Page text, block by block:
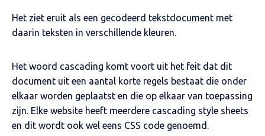
Het ziet eruit als een gecodeerd tekstdocument met
daarin teksten in verschillende kleuren.
Het woord cascading komt voort uit het feit dat dit
document uit een aantal korte regels bestaat die onder
elkaar worden geplaatst en die op elkaar van toepassing
zijn. Elke website heeft meerdere cascading style sheets
en dit wordt ook wel eens CSS code genoemd.